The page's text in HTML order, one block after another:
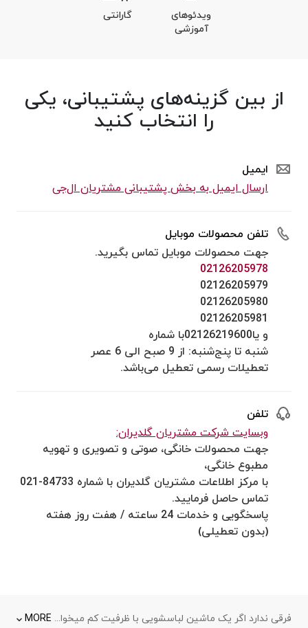
ویدئوهای
آموزشی
گارانتی
از بین گزینه‌های پشتیبانی، یکی
را انتخاب کنید
ایمیل
ارسال ایمیل به بخش پشتیبانی مشتریان ال‌جی
تلفن محصولات موبایل
جهت محصولات موبایل تماس بگیرید.
02126205978
02126205979
02126205980
02126205981
و یا02126219600با شماره
شنبه تا پنج‌شنبه: از 9 صبح الی 6 عصر
تعطیلات رسمی تعطیل می‌باشد.
تلفن
وبسایت شرکت مشتریان گلدیران:
جهت محصولات خانگی، صوتی و تصویری و تهویه
مطبوع خانگی،
با مرکز اطلاعات مشتریان گلدیران با شماره 84733-021
تماس حاصل فرمایید.
پاسخگویی و خدمات 24 ساعته / هفت روز هفته
(بدون تعطیلی)
فرقی ندارد اگر یک ماشین لباسشویی با ظرفیت کم میخواهید یا بالا، از ماشین‌های لباسشویی 5.5 کیلوگرم تا 17 کیلوگرم ال جی بازدید کنید و بر اساس نیاز خود مدلی را انتخاب کنید. ماشین‌های لباسشویی ال جی با موتورهای فوق پیشرفته و فناوری‌های جدید خود همراه با رنگ‌های براق و جذاب و طراحی‌های خلاقانه ساخته شده‌اند تا بهترین کارایی و بازدهی ممکن را برای شما داشته باشند و آسایش را برای شما فراهم کنند. ماشین‌های لباسشویی ال جی نه تنها به لباس‌های شما بهترین نگاه را می‌دهند بلکه به خانه شما هم بهترین جلوه و نگاهی مدرن می‌بخشند. MORE